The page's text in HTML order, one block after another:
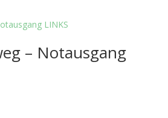
– Notausgang